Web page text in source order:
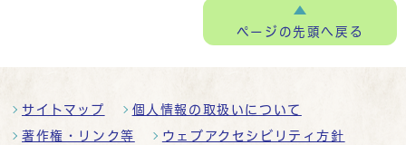
ページの先頭へ戻る
サイトマップ 個人情報の取扱いについて
著作権・リンク等 ウェブアクセシビリティ方針